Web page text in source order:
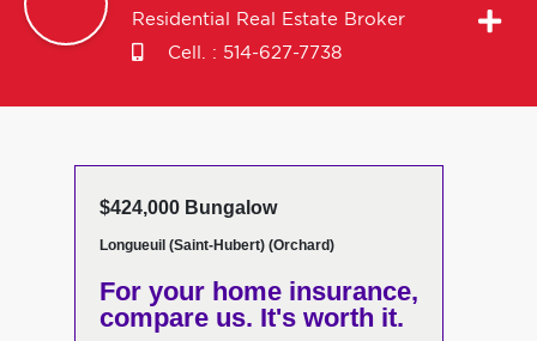
Residential Real Estate Broker
Cell. : 514-627-7738
$424,000 Bungalow
Longueuil (Saint-Hubert) (Orchard)
For your home insurance,
compare us. It's worth it.